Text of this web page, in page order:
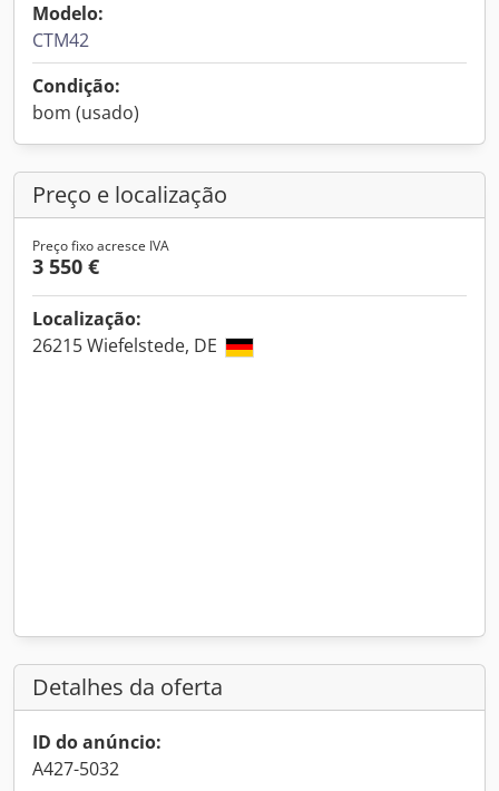
Modelo:
CTM42
Condição:
bom (usado)
Preço e localização
Preço fixo acresce IVA
3 550 €
Localização:
26215 Wiefelstede, DE
Detalhes da oferta
ID do anúncio:
A427-5032